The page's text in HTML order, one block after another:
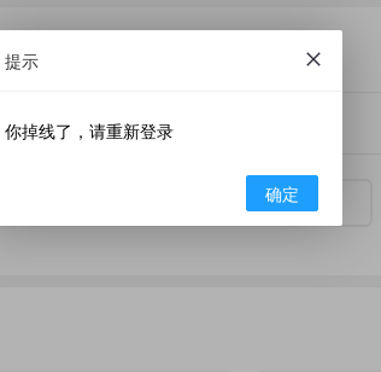
提示
你掉线了，请重新登录
确定